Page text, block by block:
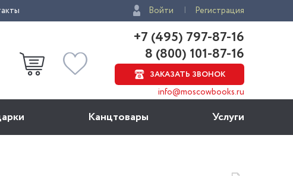
Войти Регистрация
+7 (495) 797-87-16
8 (800) 101-87-16
ЗАКАЗАТЬ ЗВОНОК
info@moscowbooks.ru
Канцтовары Услуги